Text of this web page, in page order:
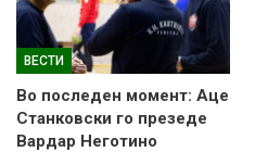
ВЕСТИ
Во последен момент: Аце
Станковски го презеде
Вардар Неготино